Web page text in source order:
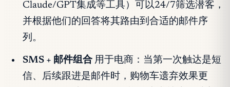
Claude/GPT集成等工具）可以24/7筛选潜客，
并根据他们的回答将其路由到合适的邮件序
列。
SMS + 邮件组合 用于电商：当第一次触达是短
信、后续跟进是邮件时，购物车遗弃效果更